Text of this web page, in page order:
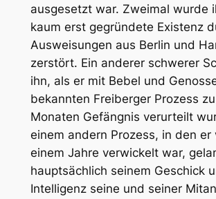
ausgesetzt war. Zweimal wurde
kaum erst gegründete Existenz
Ausweisungen aus Berlin und
zerstört. Ein anderer schwerer
ihn, als er mit Bebel und
bekannten Freiberger Prozess
Monaten Gefängnis verurteilt
einem andern Prozess, in den er
einem Jahre verwickelt war,
hauptsächlich seinem Geschick
Intelligenz seine und seiner